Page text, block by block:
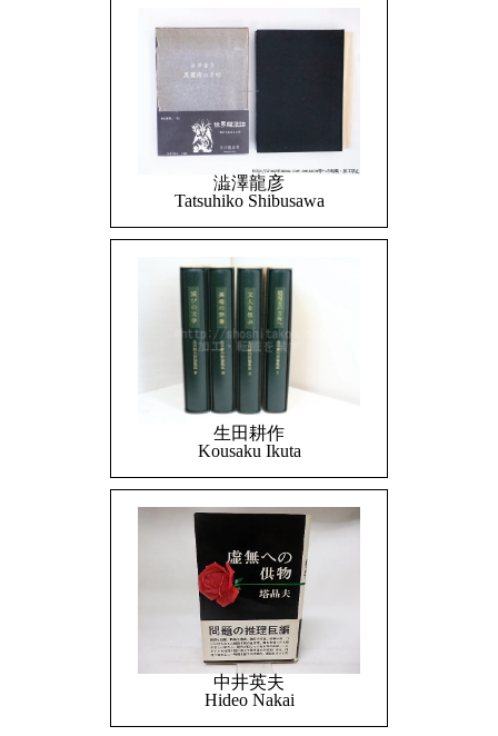
澁澤龍彦
Tatsuhiko Shibusawa
生田耕作
Kousaku Ikuta
中井英夫
Hideo Nakai